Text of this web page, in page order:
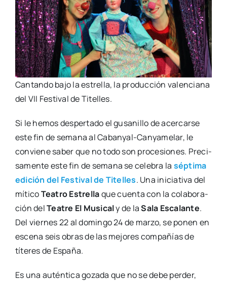
Can­tan­do bajo la estre­lla, la pro­duc­ción valen­cia­na
del VII Fes­ti­val de Tite­lles.
Si le hemos des­per­ta­do el gusa­ni­llo de acer­car­se
este fin de sema­na al Caba­n­­yal-Can­­ya­­me­­lar, le
con­vie­ne saber que no todo son pro­ce­sio­nes. Pre­ci­
sa­men­te este fin de sema­na se cele­bra la sép­ti­ma
edi­ción del Fes­ti­val de Tite­lles. Una ini­cia­ti­va del
míti­coTea­tro Estre­llaque cuen­ta con la cola­bo­ra­
ción delTea­tre El Musi­caly de laSala Esca­lan­te.
Del vier­nes 22 al domin­go 24 de mar­zo, se ponen en
esce­na seis obras de las mejo­res com­pa­ñías de
títe­res de Espa­ña.
Es una autén­ti­ca goza­da que no se debe per­der,